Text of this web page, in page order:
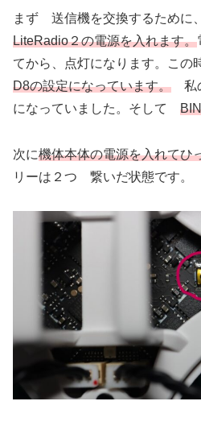
まず 送信機を交換するために
LiteRadio２の電源を入れます。
てから、点灯になります。この
D8の設定になっています。 私
になっていました。そして
次に機体本体の電源を入れてひ
リーは２つ 繋いだ状態です。